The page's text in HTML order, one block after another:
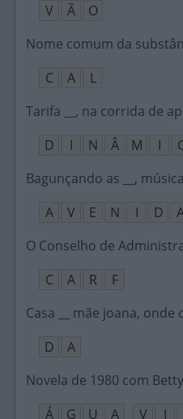
V
Ã
O
Nome comum da
C
A
L
Tarifa __, na corrida de
D
I N Â M I
Bagunçando as __,
A
V E N I D
O Conselho de
C
A R
F
Casa __ mãe joana,
D
A
Novela de 1980 com
Á
G U A V I